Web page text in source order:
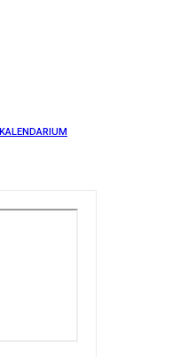
KALENDARIUM